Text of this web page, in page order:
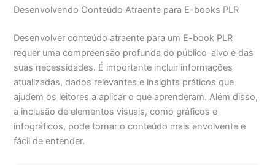
Desenvolvendo Conteúdo Atraente para E-books PLR
Desenvolver conteúdo atraente para um E-book PLR
requer uma compreensão profunda do público-alvo e das
suas necessidades. É importante incluir informações
atualizadas, dados relevantes e insights práticos que
ajudem os leitores a aplicar o que aprenderam. Além disso,
a inclusão de elementos visuais, como gráficos e
infográficos, pode tornar o conteúdo mais envolvente e
fácil de entender.